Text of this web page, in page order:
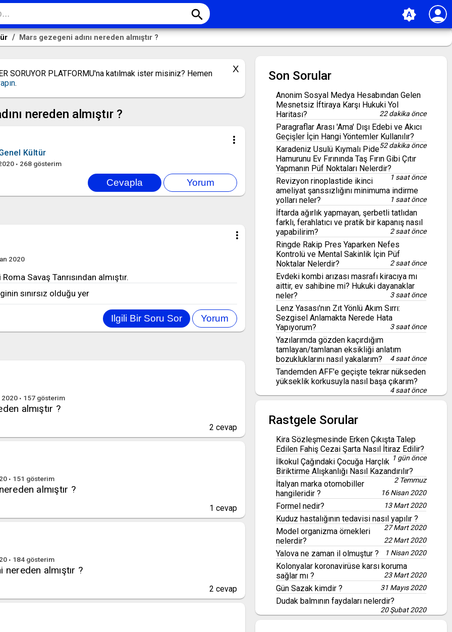
person
search brightness_auto
Mars gezegeni adını nereden almıştır ?
SORUYOR PLATFORMU'na katılmak ister misiniz? Hemen
.
nereden almıştır ?
more_vert
Kültür
268 gösterim
more_vert
2020
Savaş Tanrısından almıştır.
sınırsız olduğu yer
2020 157 gösterim
almıştır ?
2 cevap
151 gösterim
almıştır ?
1 cevap
184 gösterim
almıştır ?
2 cevap
Son Sorular
Anonim Sosyal Medya Hesabından Gelen
Mesnetsiz İftiraya Karşı Hukuki Yol
Haritası?
22 dakika önce
Paragraflar Arası 'Ama' Dışı Edebi ve Akıcı
Geçişler İçin Hangi Yöntemler Kullanılır?
52 dakika önce
Karadeniz Usulü Kıymalı Pide
Hamurunu Ev Fırınında Taş Fırın Gibi Çıtır
Yapmanın Püf Noktaları Nelerdir?
1 saat önce
Revizyon rinoplastide ikinci
ameliyat şanssızlığını minimuma indirme
yolları neler?
1 saat önce
İftarda ağırlık yapmayan, şerbetli tatlıdan
farklı, ferahlatıcı ve pratik bir kapanış nasıl
yapabilirim?
2 saat önce
Ringde Rakip Pres Yaparken Nefes
Kontrolü ve Mental Sakinlik İçin Püf
Noktalar Nelerdir?
2 saat önce
Evdeki kombi arızası masrafı kiracıya mı
aittir, ev sahibine mi? Hukuki dayanaklar
neler?
3 saat önce
Lenz Yasası'nın Zıt Yönlü Akım Sırrı:
Sezgisel Anlamakta Nerede Hata
Yapıyorum?
3 saat önce
Yazılarımda gözden kaçırdığım
tamlayan/tamlanan eksikliği anlatım
bozukluklarını nasıl yakalarım?
4 saat önce
Tandemden AFF'e geçişte tekrar nükseden
yükseklik korkusuyla nasıl başa çıkarım?
4 saat önce
Rastgele Sorular
Kira Sözleşmesinde Erken Çıkışta Talep
Edilen Fahiş Cezai Şarta Nasıl İtiraz Edilir?
1 gün önce
İlkokul Çağındaki Çocuğa Harçlık
Biriktirme Alışkanlığı Nasıl Kazandırılır?
2 Temmuz
İtalyan marka otomobiller
hangileridir ?
16 Nisan 2020
Formel nedir? 13 Mart 2020
Kuduz hastalığının tedavisi nasıl yapılır ?
27 Mart 2020
Model organizma örnekleri
nelerdir?
22 Mart 2020
Yalova ne zaman il olmuştur ? 1 Nisan 2020
Kolonyalar koronavirüse karsı koruma
sağlar mı ?
23 Mart 2020
Gün Sazak kimdir ? 31 Mayıs 2020
Dudak balmının faydaları nelerdir?
20 Şubat 2020